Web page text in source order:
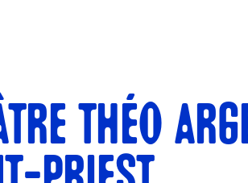
THÉO